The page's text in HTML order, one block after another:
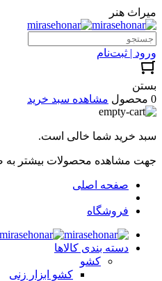
میراث هنر
ورود | ثبت‌نام
بستن
0 محصول
مشاهده سبد خرید
سبد خرید شما خالی است.
جهت مشاهده محصولات بیشتر به
صفحه اصلی
فروشگاه
دسته بندی کالاها
کشو
کشو ابزار زنی